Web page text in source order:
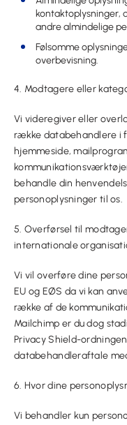
kontaktoplysninger,
andre almindelige
Følsomme
overbevisning.
4. Modtagere eller
Vi videregiver eller
række databehandlere i
hjemmeside,
behandle din
personoplysninger til os.
5. Overførsel til
internationale
Vi vil overføre dine
EU og EØS da vi kan
række af de
Mailchimp er du dog
Privacy Shield-
databehandleraftale
6. Hvor dine
Vi behandler kun